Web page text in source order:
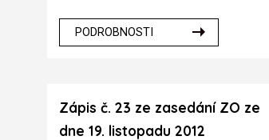
PODROBNOSTI
Zápis č. 23 ze zasedání ZO ze
dne 19. listopadu 2012